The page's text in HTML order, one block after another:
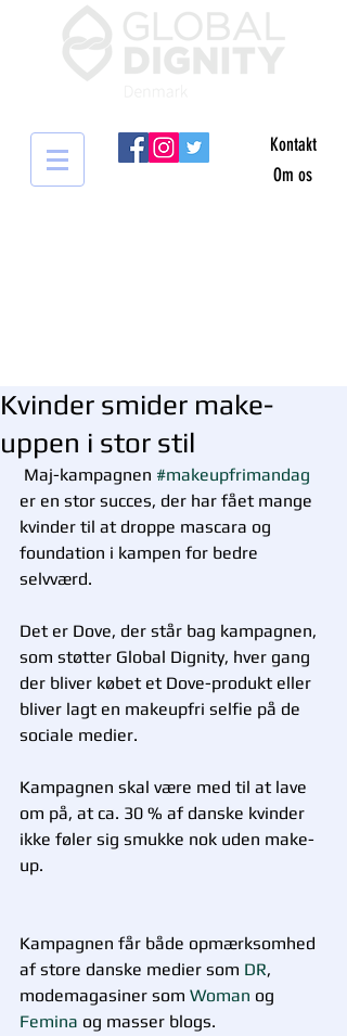
Kontakt
Om os
Kvinder smider make-
uppen i stor stil
Maj-kampagnen #makeupfrimandag
er en stor succes, der har fået mange
kvinder til at droppe mascara og
foundation i kampen for bedre
selvværd.
Det er Dove, der står bag kampagnen,
som støtter Global Dignity, hver gang
der bliver købet et Dove-produkt eller
bliver lagt en makeupfri selfie på de
sociale medier.
Kampagnen skal være med til at lave
om på, at ca. 30 % af danske kvinder
ikke føler sig smukke nok uden make-
up.
Kampagnen får både opmærksomhed
af store danske medier som DR,
modemagasiner som Woman og
Femina og masser blogs.